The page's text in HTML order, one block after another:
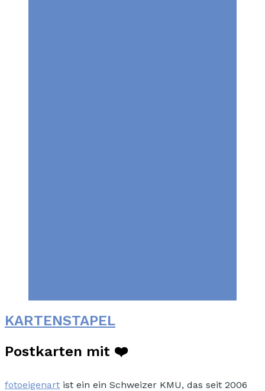
KARTENSTAPEL
Postkarten mit ❤️
fotoeigenart ist ein ein Schweizer KMU, das seit 2006